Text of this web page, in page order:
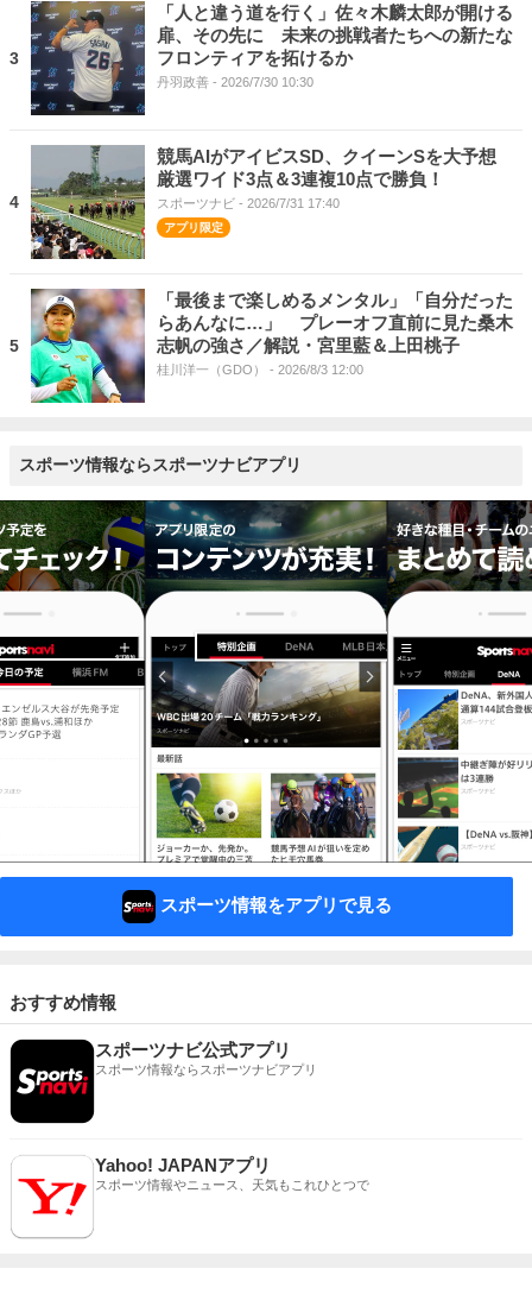
3
「人と違う道を行く」佐々木麟太郎が開ける
扉、その先に 未来の挑戦者たちへの新たな
フロンティアを拓けるか
丹羽政善 - 2026/7/30 10:30
4
競馬AIがアイビスSD、クイーンSを大予想
厳選ワイド3点＆3連複10点で勝負！
スポーツナビ - 2026/7/31 17:40
5
「最後まで楽しめるメンタル」「自分だった
らあんなに…」 プレーオフ直前に見た桑木
志帆の強さ／解説・宮里藍＆上田桃子
桂川洋一（GDO） - 2026/8/3 12:00
スポーツ情報ならスポーツナビアプリ
スポーツ情報をアプリで見る
おすすめ情報
スポーツナビ公式アプリ
スポーツ情報ならスポーツナビアプリ
Yahoo! JAPANアプリ
スポーツ情報やニュース、天気もこれひとつで